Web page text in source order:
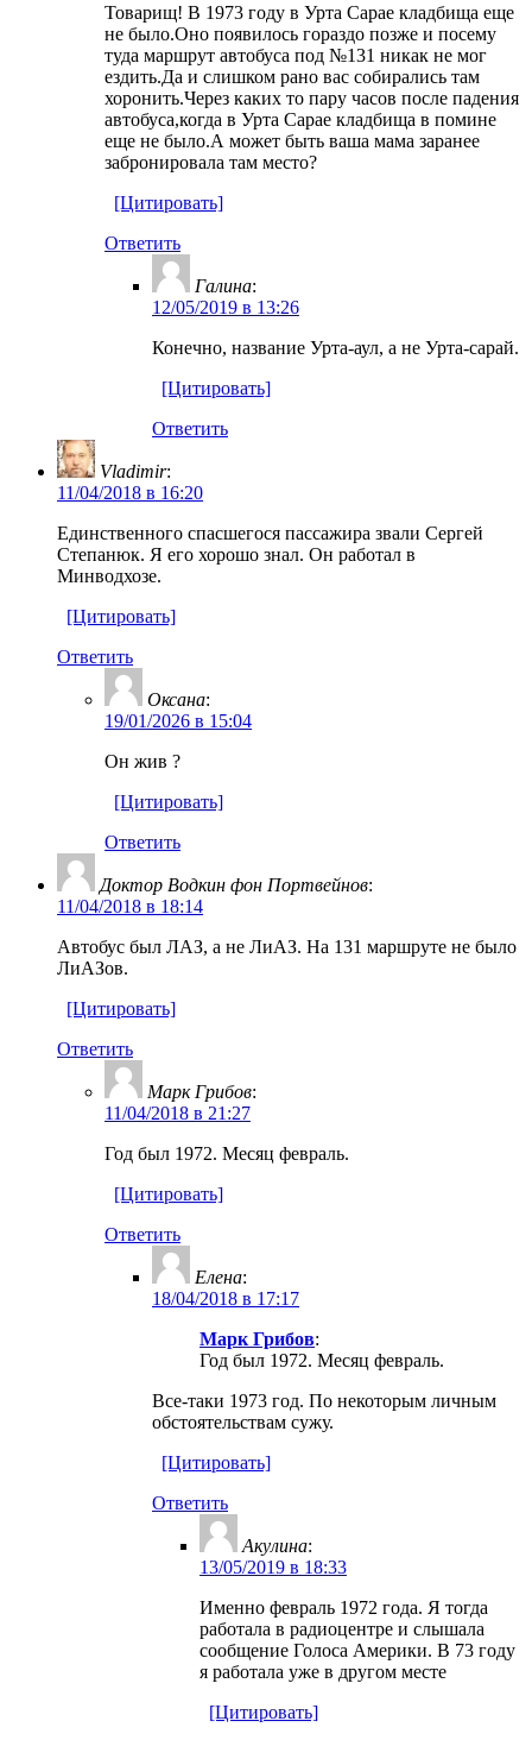
Товарищ! В 1973 году в Урта Сарае кладбища еще
не было.Оно появилось гораздо позже и посему
туда маршрут автобуса под №131 никак не мог
ездить.Да и слишком рано вас собирались там
хоронить.Через каких то пару часов после падения
автобуса,когда в Урта Сарае кладбища в помине
еще не было.А может быть ваша мама заранее
забронировала там место?
[Цитировать]
Ответить
Галина:
12/05/2019 в 13:26
Конечно, название Урта-аул, а не Урта-сарай.
[Цитировать]
Ответить
Vladimir:
11/04/2018 в 16:20
Единственного спасшегося пассажира звали Сергей
Степанюк. Я его хорошо знал. Он работал в
Минводхозе.
[Цитировать]
Ответить
Оксана:
19/01/2026 в 15:04
Он жив ?
[Цитировать]
Ответить
Доктор Водкин фон Портвейнов:
11/04/2018 в 18:14
Автобус был ЛАЗ, а не ЛиАЗ. На 131 маршруте не было
ЛиАЗов.
[Цитировать]
Ответить
Марк Грибов:
11/04/2018 в 21:27
Год был 1972. Месяц февраль.
[Цитировать]
Ответить
Елена:
18/04/2018 в 17:17
Марк Грибов:
Год был 1972. Месяц февраль.
Все-таки 1973 год. По некоторым личным
обстоятельствам сужу.
[Цитировать]
Ответить
Акулина:
13/05/2019 в 18:33
Именно февраль 1972 года. Я тогда
работала в радиоцентре и слышала
сообщение Голоса Америки. В 73 году
я работала уже в другом месте
[Цитировать]